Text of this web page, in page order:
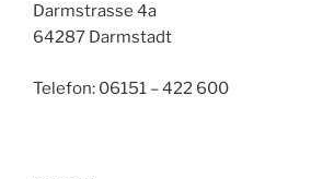
Darmstrasse 4a
64287 Darmstadt
Telefon: 06151 – 422 600